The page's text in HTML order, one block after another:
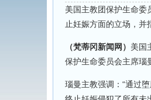
美国主教团保护生命委
止妊娠方面的立场，并
（梵蒂冈新闻网） 美国
保护生命委员会主席瑙
瑙曼主教强调：“通过